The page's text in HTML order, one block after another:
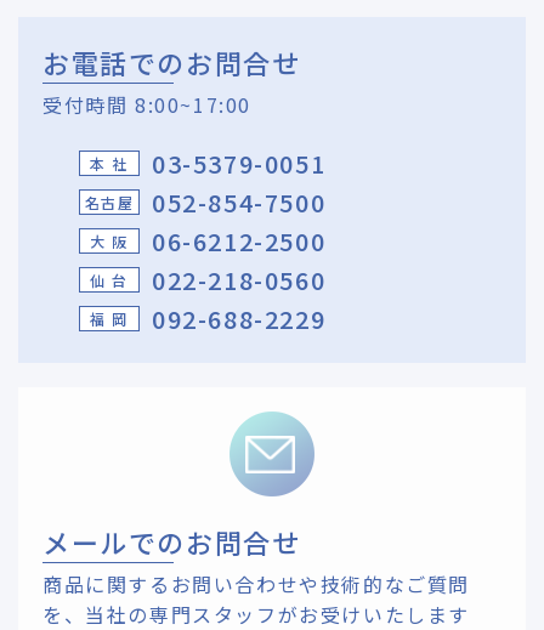
お電話でのお問合せ
受付時間 8:00~17:00
本 社 03-5379-0051
名古屋 052-854-7500
大 阪 06-6212-2500
仙 台 022-218-0560
福 岡 092-688-2229
メールでのお問合せ
商品に関するお問い合わせや技術的なご質問
を、 当社の専門スタッフがお受けいたします